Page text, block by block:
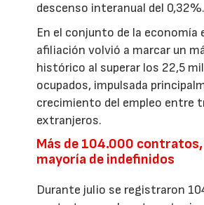
descenso interanual del 0,32%.
En el conjunto de la economía
afiliación volvió a marcar un
histórico al superar los 22,5
ocupados, impulsada
crecimiento del empleo entre
extranjeros.
Más de 104.000
mayoría de indefinidos
Durante julio se registraron